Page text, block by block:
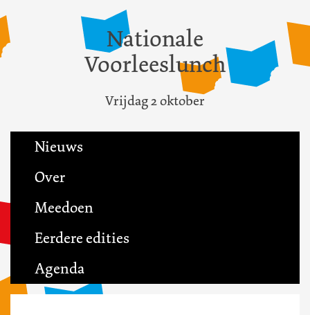
Nationale
Voorleeslunch
Vrijdag 2 oktober
Nieuws
Over
Meedoen
Eerdere edities
Agenda